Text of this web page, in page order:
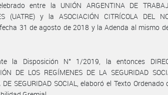
entre la UNIÓN ARGENTINA DE
(UATRE) y la ASOCIACIÓN CITRÍCOLA DEL
fecha 31 de agosto de 2018 y la Adenda al mismo
la Disposición N° 1/2019, la entonces
DE LOS REGÍMENES DE LA SEGURIDAD
DE SEGURIDAD SOCIAL, elaboró el Texto